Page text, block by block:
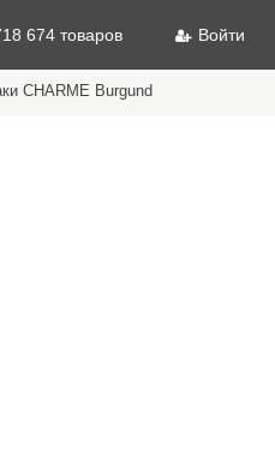
674 товаров Войти
CHARME Burgund